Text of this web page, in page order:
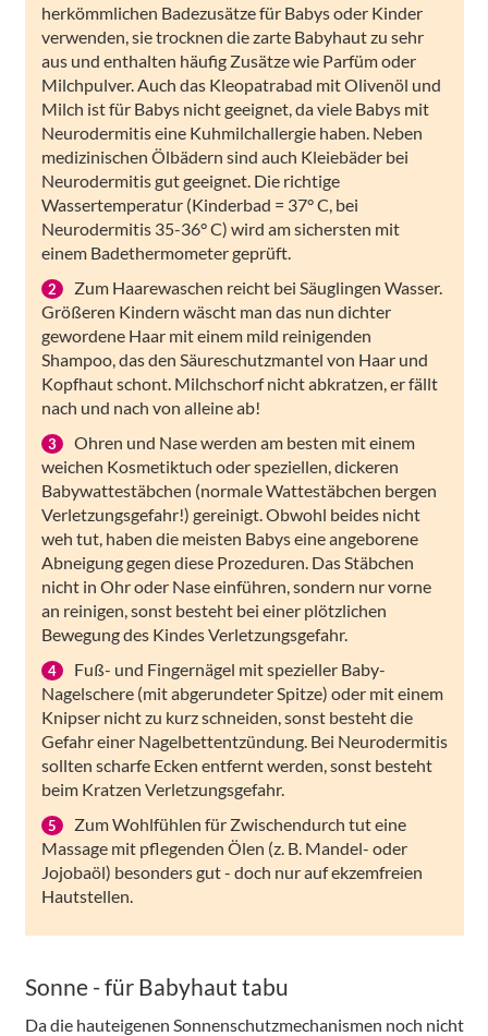
herkömmlichen Badezusätze für Babys oder Kinder
verwenden, sie trocknen die zarte Babyhaut zu sehr
aus und enthalten häufig Zusätze wie Parfüm oder
Milchpulver. Auch das Kleopatrabad mit Olivenöl und
Milch ist für Babys nicht geeignet, da viele Babys mit
Neurodermitis eine Kuhmilchallergie haben. Neben
medizinischen Ölbädern sind auch Kleiebäder bei
Neurodermitis gut geeignet. Die richtige
Wassertemperatur (Kinderbad = 37° C, bei
Neurodermitis 35-36° C) wird am sichersten mit
einem Badethermometer geprüft.
Zum Haarewaschen reicht bei Säuglingen Wasser.
Größeren Kindern wäscht man das nun dichter
gewordene Haar mit einem mild reinigenden
Shampoo, das den Säureschutzmantel von Haar und
Kopfhaut schont. Milchschorf nicht abkratzen, er fällt
nach und nach von alleine ab!
Ohren und Nase werden am besten mit einem
weichen Kosmetiktuch oder speziellen, dickeren
Babywattestäbchen (normale Wattestäbchen bergen
Verletzungsgefahr!) gereinigt. Obwohl beides nicht
weh tut, haben die meisten Babys eine angeborene
Abneigung gegen diese Prozeduren. Das Stäbchen
nicht in Ohr oder Nase einführen, sondern nur vorne
an reinigen, sonst besteht bei einer plötzlichen
Bewegung des Kindes Verletzungsgefahr.
Fuß- und Fingernägel mit spezieller Baby-
Nagelschere (mit abgerundeter Spitze) oder mit einem
Knipser nicht zu kurz schneiden, sonst besteht die
Gefahr einer Nagelbettentzündung. Bei Neurodermitis
sollten scharfe Ecken entfernt werden, sonst besteht
beim Kratzen Verletzungsgefahr.
Zum Wohlfühlen für Zwischendurch tut eine
Massage mit pflegenden Ölen (z. B. Mandel- oder
Jojobaöl) besonders gut - doch nur auf ekzemfreien
Hautstellen.
Sonne - für Babyhaut tabu
Da die hauteigenen Sonnenschutzmechanismen noch nicht